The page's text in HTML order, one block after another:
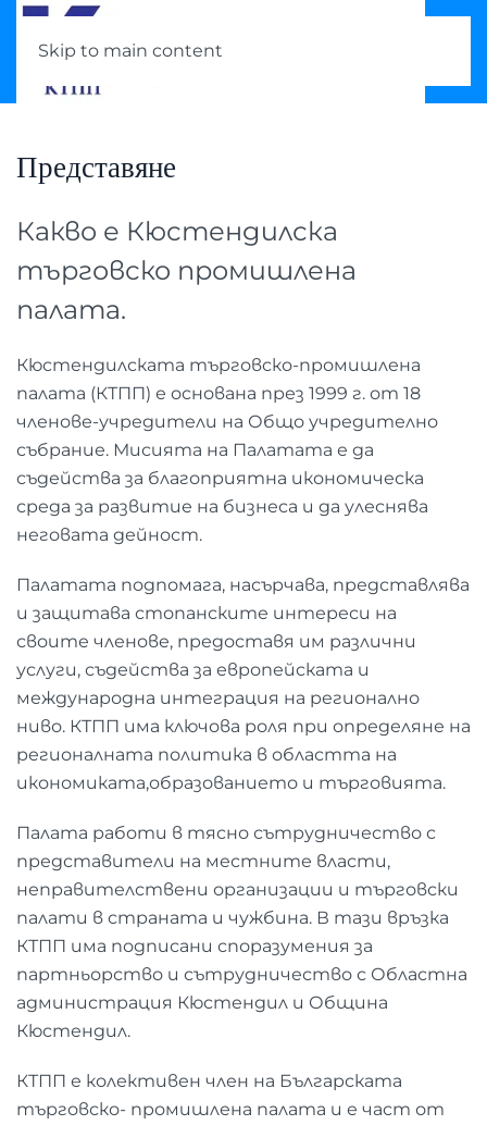
Skip to main content
Представяне
Какво е Кюстендилска
търговско промишлена
палата.
Кюстендилската търговско-промишлена
палата (КТПП) е основана през 1999 г. от 18
членове-учредители на Общо учредително
събрание. Мисията на Палатата е да
съдейства за благоприятна икономическа
среда за развитие на бизнеса и да улеснява
неговата дейност.
Палатата подпомага, насърчава, представлява
и защитава стопанските интереси на
своите членове, предоставя им различни
услуги, съдейства за европейската и
международна интеграция на регионално
ниво. КТПП има ключова роля при определяне на
регионалната политика в областта на
икономиката,образованието и търговията.
Палата работи в тясно сътрудничество с
представители на местните власти,
неправителствени организации и търговски
палати в страната и чужбина. В тази връзка
КТПП има подписани споразумения за
партньорство и сътрудничество с Областна
администрация Кюстендил и Община
Кюстендил.
КТПП е колективен член на Българската
търговско- промишлена палата и е част от